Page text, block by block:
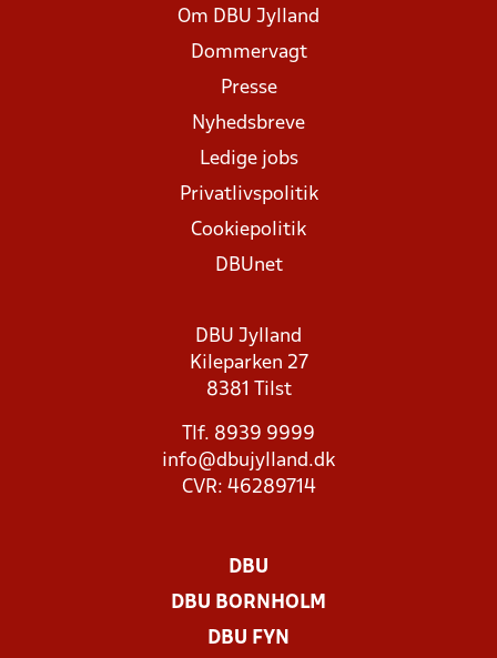
Om DBU Jylland
Dommervagt
Presse
Nyhedsbreve
Ledige jobs
Privatlivspolitik
Cookiepolitik
DBUnet
DBU Jylland
Kileparken 27
8381 Tilst
Tlf. 8939 9999
info@dbujylland.dk
CVR: 46289714
DBU
DBU BORNHOLM
DBU FYN